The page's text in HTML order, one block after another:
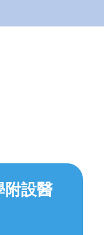
附設醫